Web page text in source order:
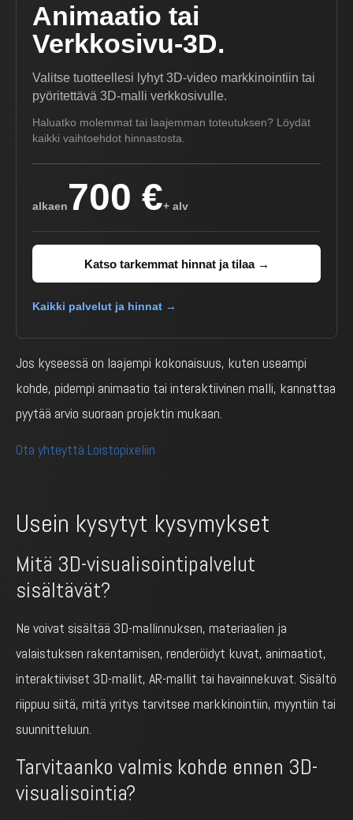
Animaatio tai
Verkkosivu-3D.
Valitse tuotteellesi lyhyt 3D-video markkinointiin tai
pyöritettävä 3D-malli verkkosivulle.
Haluatko molemmat tai laajemman toteutuksen? Löydät
kaikki vaihtoehdot hinnastosta.
alkaen700 €+ alv
Katso tarkemmat hinnat ja tilaa →
Kaikki palvelut ja hinnat →
Jos kyseessä on laajempi kokonaisuus, kuten useampi
kohde, pidempi animaatio tai interaktiivinen malli, kannattaa
pyytää arvio suoraan projektin mukaan.
Ota yhteyttä Loistopixeliin
Usein kysytyt kysymykset
Mitä 3D-visualisointipalvelut
sisältävät?
Ne voivat sisältää 3D-mallinnuksen, materiaalien ja
valaistuksen rakentamisen, renderöidyt kuvat, animaatiot,
interaktiiviset 3D-mallit, AR-mallit tai havainnekuvat. Sisältö
riippuu siitä, mitä yritys tarvitsee markkinointiin, myyntiin tai
suunnitteluun.
Tarvitaanko valmis kohde ennen 3D-
visualisointia?